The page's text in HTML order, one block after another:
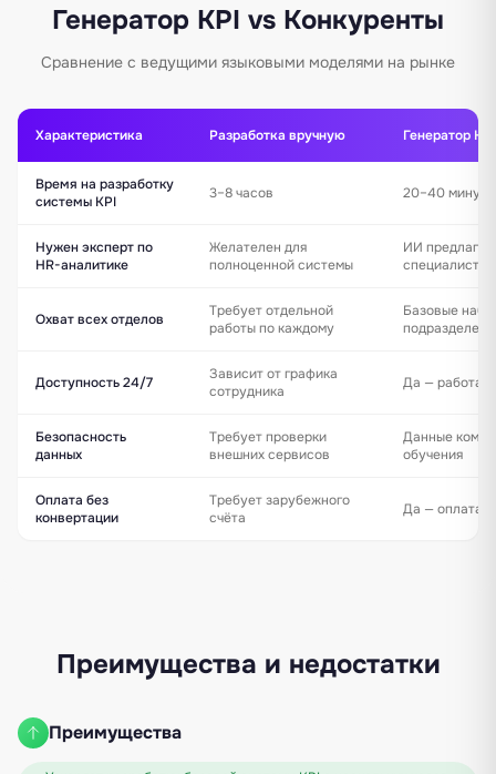
Генератор KPI vs Конкуренты
Сравнение с ведущими языковыми моделями на рынке
Характеристика Разработка вручную Генератор
Время на разработку
системы KPI
3–8 часов 20–40 минут
Нужен эксперт по
HR-аналитике
Желателен для
полноценной системы
ИИ
специалист
Охват всех отделов
Требует отдельной
работы по каждому
Базовые
Доступность 24/7
Зависит от графика
сотрудника
Да —
Безопасность
данных
Требует проверки
внешних сервисов
Данные
обучения
Оплата без
конвертации
Требует зарубежного
счёта
Да — оплата
Преимущества и недостатки
Преимущества